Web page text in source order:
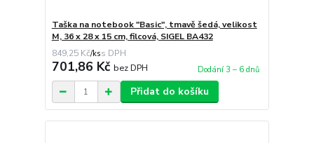
Taška na notebook "Basic", tmavě šedá, velikost
M, 36 x 28 x 15 cm, filcová, SIGEL BA432
849,25 Kč/ks
701,86 Kč bez DPH Dodání 3 – 6 dnů
Přidat do košíku